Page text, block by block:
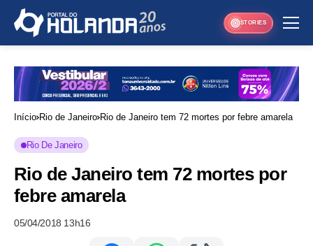
STORIES
Início Rio de Janeiro Rio de Janeiro tem 72 mortes por febre amarela
Rio De Janeiro
Rio de Janeiro tem 72 mortes por
febre amarela
05/04/2018 13h16